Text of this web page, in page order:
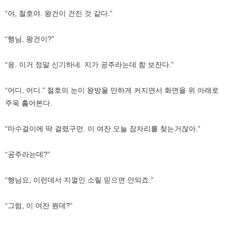
“야, 철호야. 왕건이 건진 것 같다.”
“행님, 왕건이?”
“응. 이거 정말 신기하네. 지가 공주라는데 함 보잔다.”
“어디, 어디.” 철호의 눈이 왕방울 만하게 커지면서 화면을 위 아래로
주욱 흟어본다.
“마수걸이에 딱 걸렸구먼. 이 여잔 오늘 잠자리를 찾는거잖아.”
“공주라는데?”
“행님요, 이런데서 지껄인 소릴 믿으면 안되죠.”
“그럼, 이 여잔 뭔데?”